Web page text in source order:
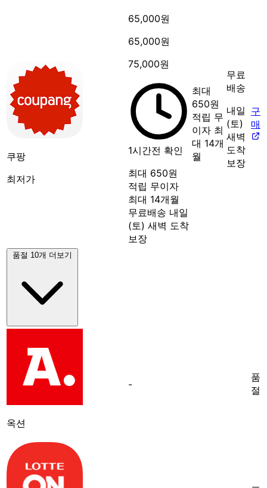
쿠팡
최저가
65,000원
65,000원
75,000원
1시간전 확인
최대 650원
적립 무이자
최대 14개월
무료배송 내일
(토) 새벽 도착
보장
최대
650원
적립 무
이자 최
대 14개
월
무료
배송
내일
(토)
새벽
도착
보장
구
매
품절 10개 더보기
옥션
-
품
절